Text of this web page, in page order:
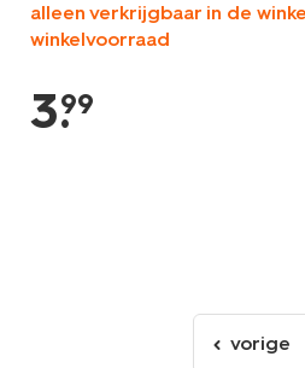
alleen verkrijgbaar in de
winkelvoorraad
3.
99
ga
vorige